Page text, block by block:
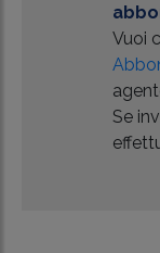
Vuoi
Se